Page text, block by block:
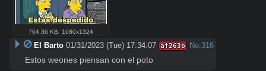
764.36 KB 1080x1324
El Barto 01/31/2023 (Tue) 17:34:07 af263b No.316
Estos weones piensan con el poto